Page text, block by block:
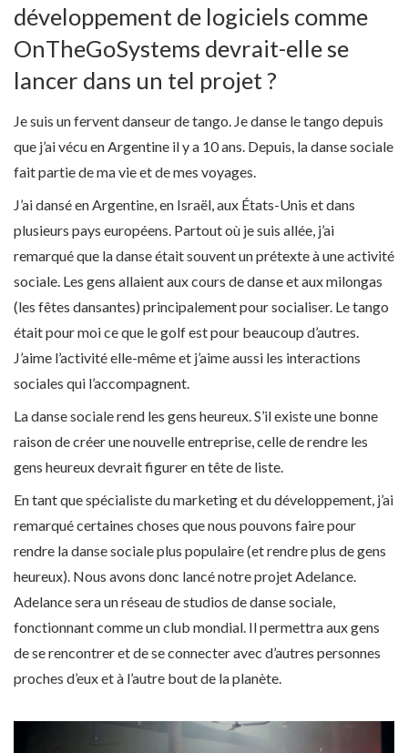
développement de logiciels comme
OnTheGoSystems devrait-elle se
lancer dans un tel projet ?
Je suis un fervent danseur de tango. Je danse le tango depuis
que j’ai vécu en Argentine il y a 10 ans. Depuis, la danse sociale
fait partie de ma vie et de mes voyages.
J’ai dansé en Argentine, en Israël, aux États-Unis et dans
plusieurs pays européens. Partout où je suis allée, j’ai
remarqué que la danse était souvent un prétexte à une activité
sociale. Les gens allaient aux cours de danse et aux milongas
(les fêtes dansantes) principalement pour socialiser. Le tango
était pour moi ce que le golf est pour beaucoup d’autres.
J’aime l’activité elle-même et j’aime aussi les interactions
sociales qui l’accompagnent.
La danse sociale rend les gens heureux. S’il existe une bonne
raison de créer une nouvelle entreprise, celle de rendre les
gens heureux devrait figurer en tête de liste.
En tant que spécialiste du marketing et du développement, j’ai
remarqué certaines choses que nous pouvons faire pour
rendre la danse sociale plus populaire (et rendre plus de gens
heureux). Nous avons donc lancé notre projet Adelance.
Adelance sera un réseau de studios de danse sociale,
fonctionnant comme un club mondial. Il permettra aux gens
de se rencontrer et de se connecter avec d’autres personnes
proches d’eux et à l’autre bout de la planète.